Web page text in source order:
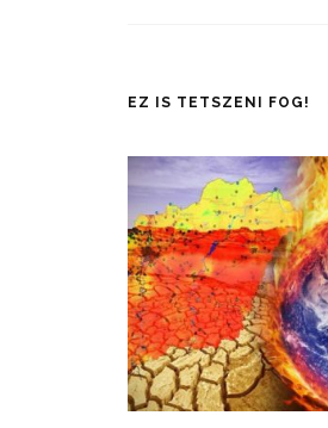
EZ IS TETSZENI FOG!